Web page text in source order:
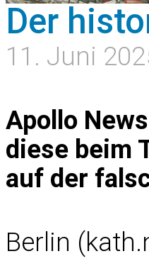
Der
11. Juni
Apollo
diese beim
auf der
Berlin